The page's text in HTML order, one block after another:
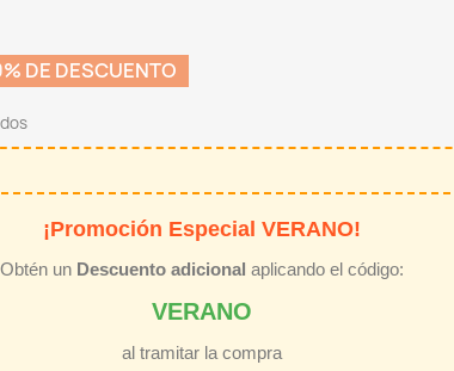
DE DESCUENTO
¡Promoción Especial VERANO!
Obtén un Descuento adicional aplicando el código:
VERANO
al tramitar la compra